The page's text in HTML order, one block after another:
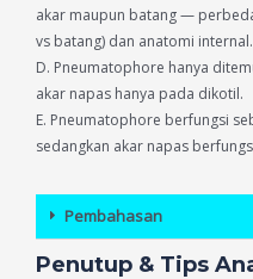
akar maupun batang —
vs batang) dan anatomi internal.
D. Pneumatophore hanya
akar napas hanya pada dikotil.
E. Pneumatophore berfungsi
sedangkan akar napas
Pembahasan
Penutup & Tips